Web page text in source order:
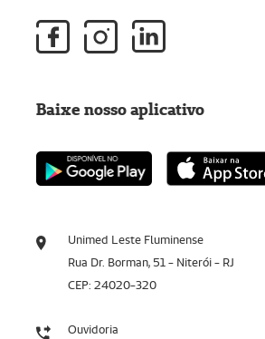
Unimed Leste Fluminense
Rua Dr. Borman, 51 - Niterói - RJ
CEP: 24020-320
Ouvidoria
Baixe nosso aplicativo